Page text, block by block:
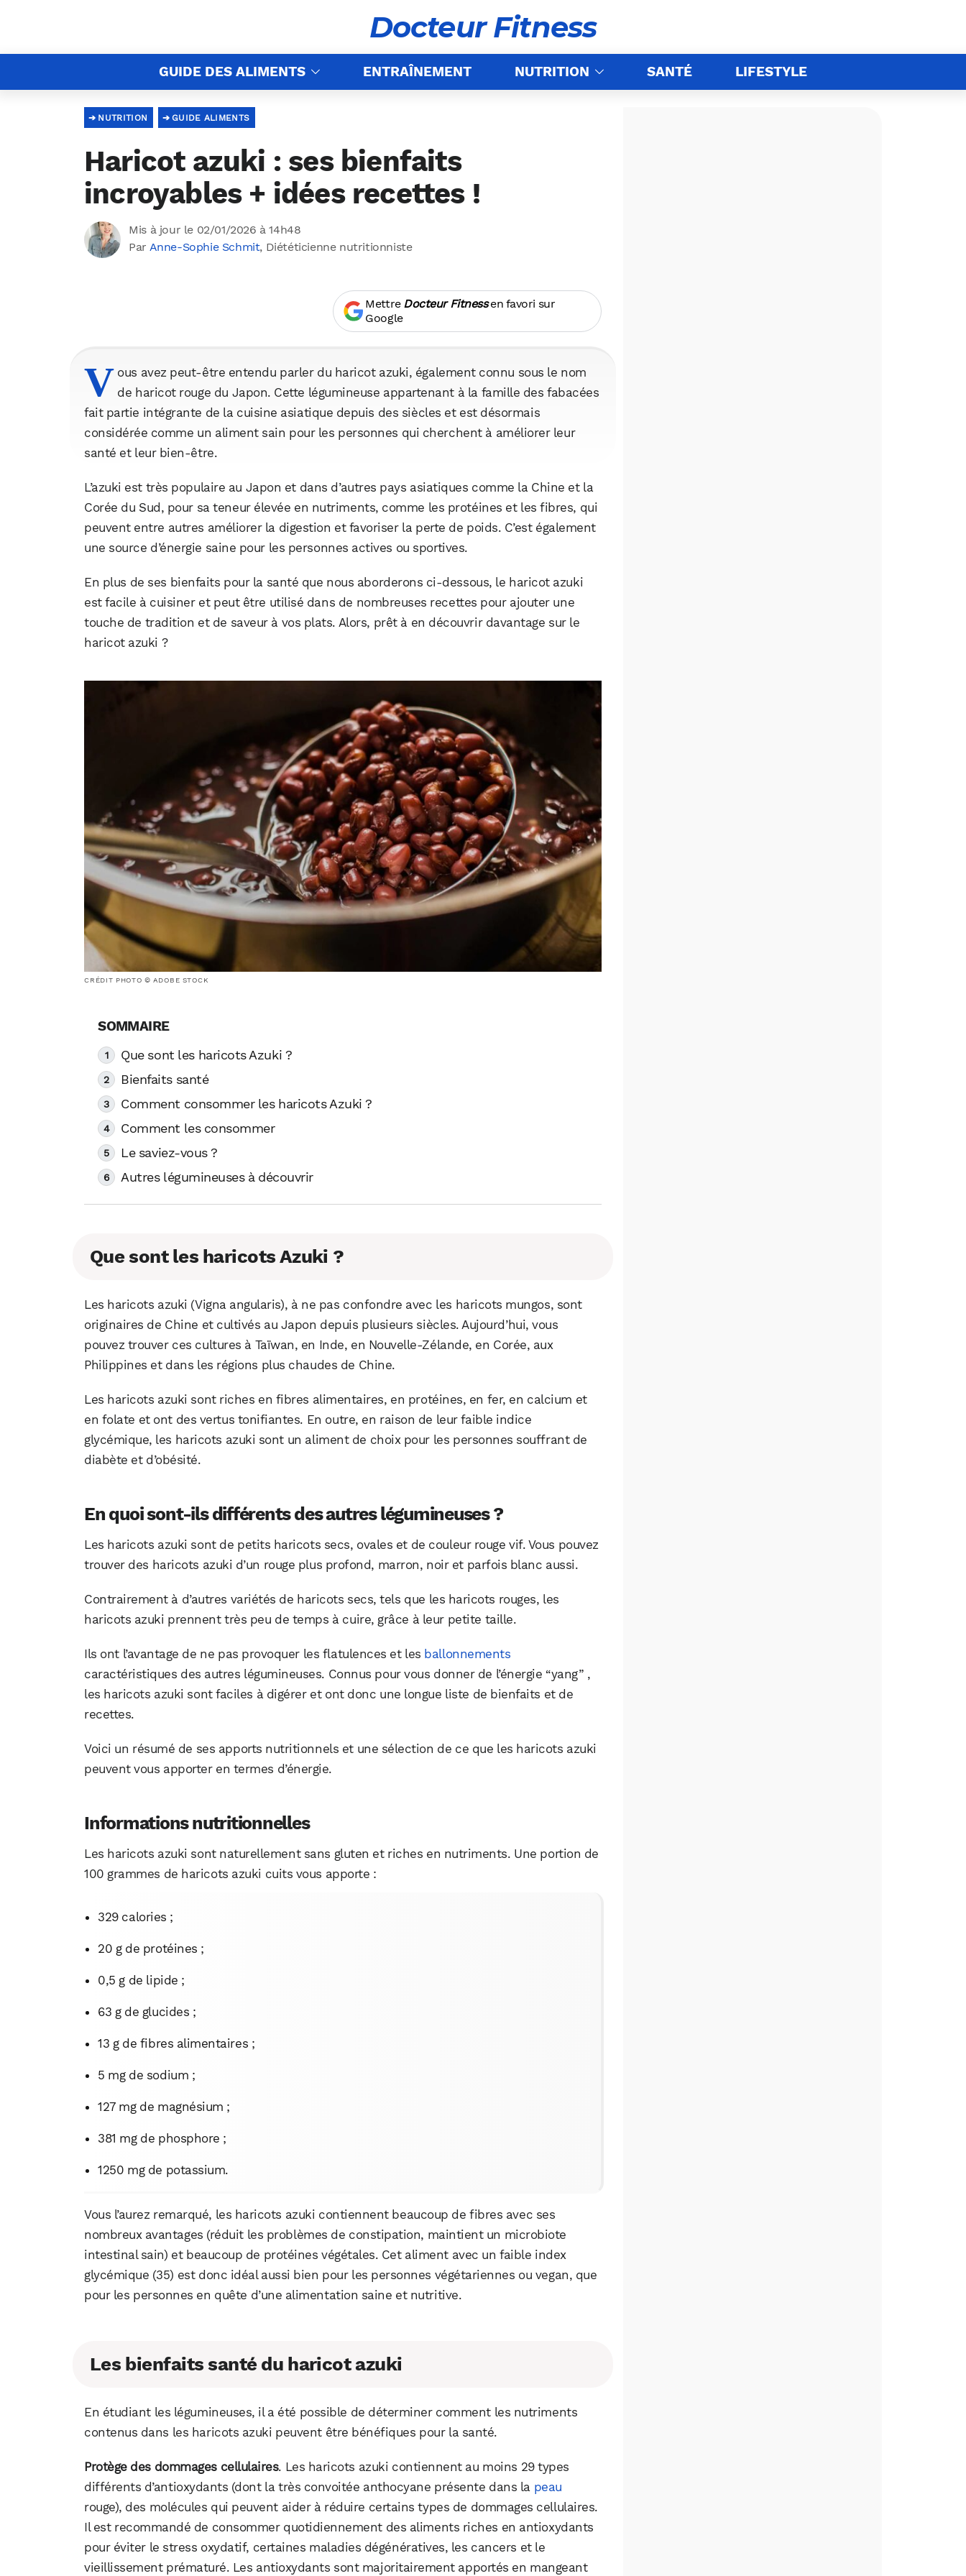
Docteur Fitness
GUIDE DES ALIMENTS ENTRAÎNEMENT NUTRITION SANTÉ LIFESTYLE
GUIDE ALIMENTS
NUTRITION
Haricot azuki : ses bienfaits
incroyables + idées recettes !
Mis à jour le 02/01/2026 à 14h48
Par Anne-Sophie Schmit, Diététicienne nutritionniste
Mettre Docteur Fitnessen favori sur
Google
V ous avez peut-être entendu parler du haricot azuki, également connu sous le nom
de haricot rouge du Japon. Cette légumineuse appartenant à la famille des fabacées
fait partie intégrante de la cuisine asiatique depuis des siècles et est désormais
considérée comme un aliment sain pour les personnes qui cherchent à améliorer leur
santé et leur bien-être.
L’azuki est très populaire au Japon et dans d’autres pays asiatiques comme la Chine et la
Corée du Sud, pour sa teneur élevée en nutriments, comme les protéines et les fibres, qui
peuvent entre autres améliorer la digestion et favoriser la perte de poids. C’est également
une source d’énergie saine pour les personnes actives ou sportives.
En plus de ses bienfaits pour la santé que nous aborderons ci-dessous, le haricot azuki
est facile à cuisiner et peut être utilisé dans de nombreuses recettes pour ajouter une
touche de tradition et de saveur à vos plats. Alors, prêt à en découvrir davantage sur le
haricot azuki ?
CRÉDIT PHOTO © ADOBE STOCK
Que sont les haricots Azuki ?
Bienfaits santé
Comment consommer les haricots Azuki ?
Comment les consommer
Le saviez-vous ?
Autres légumineuses à découvrir
Que sont les haricots Azuki ?
Les haricots azuki (Vigna angularis), à ne pas confondre avec les haricots mungos, sont
originaires de Chine et cultivés au Japon depuis plusieurs siècles. Aujourd’hui, vous
pouvez trouver ces cultures à Taïwan, en Inde, en Nouvelle-Zélande, en Corée, aux
Philippines et dans les régions plus chaudes de Chine.
Les haricots azuki sont riches en fibres alimentaires, en protéines, en fer, en calcium et
en folate et ont des vertus tonifiantes. En outre, en raison de leur faible indice
glycémique, les haricots azuki sont un aliment de choix pour les personnes souffrant de
diabète et d’obésité.
En quoi sont-ils différents des autres légumineuses ?
Les haricots azuki sont de petits haricots secs, ovales et de couleur rouge vif. Vous pouvez
trouver des haricots azuki d’un rouge plus profond, marron, noir et parfois blanc aussi.
Contrairement à d’autres variétés de haricots secs, tels que les haricots rouges, les
haricots azuki prennent très peu de temps à cuire, grâce à leur petite taille.
Ils ont l’avantage de ne pas provoquer les flatulences et les ballonnements
caractéristiques des autres légumineuses. Connus pour vous donner de l’énergie “yang” ,
les haricots azuki sont faciles à digérer et ont donc une longue liste de bienfaits et de
recettes.
Voici un résumé de ses apports nutritionnels et une sélection de ce que les haricots azuki
peuvent vous apporter en termes d’énergie.
Informations nutritionnelles
Les haricots azuki sont naturellement sans gluten et riches en nutriments. Une portion de
100 grammes de haricots azuki cuits vous apporte :
329 calories ;
20 g de protéines ;
0,5 g de lipide ;
63 g de glucides ;
13 g de fibres alimentaires ;
5 mg de sodium ;
127 mg de magnésium ;
381 mg de phosphore ;
1250 mg de potassium.
Vous l’aurez remarqué, les haricots azuki contiennent beaucoup de fibres avec ses
nombreux avantages (réduit les problèmes de constipation, maintient un microbiote
intestinal sain) et beaucoup de protéines végétales. Cet aliment avec un faible index
glycémique (35) est donc idéal aussi bien pour les personnes végétariennes ou vegan, que
pour les personnes en quête d’une alimentation saine et nutritive.
Les bienfaits santé du haricot azuki
En étudiant les légumineuses, il a été possible de déterminer comment les nutriments
contenus dans les haricots azuki peuvent être bénéfiques pour la santé.
Protège des dommages cellulaires. Les haricots azuki contiennent au moins 29 types
différents d’antioxydants (dont la très convoitée anthocyane présente dans la peau
rouge), des molécules qui peuvent aider à réduire certains types de dommages cellulaires.
Il est recommandé de consommer quotidiennement des aliments riches en antioxydants
pour éviter le stress oxydatif, certaines maladies dégénératives, les cancers et le
vieillissement prématuré. Les antioxydants sont majoritairement apportés en mangeant
WhatsApp Telegram Email